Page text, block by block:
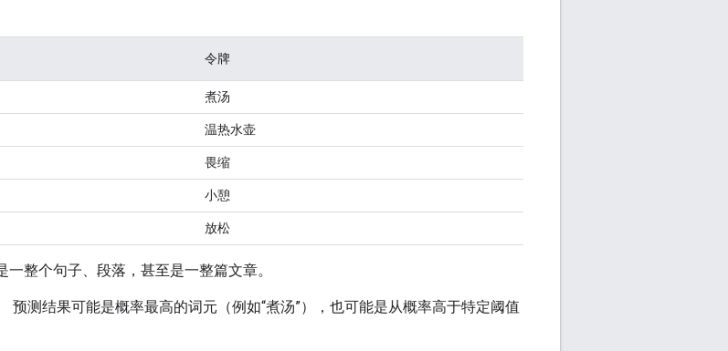
令牌
煮汤
温热水壶
畏缩
小憩
放松
整个句子、段落，甚至是一整篇文章。
预测结果可能是概率最高的词元（例如“煮汤”），也可能是从概率高于特定阈值